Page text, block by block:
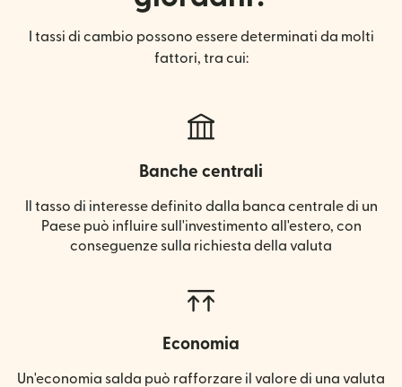
I tassi di cambio possono essere determinati da molti
fattori, tra cui:
Banche centrali
Il tasso di interesse definito dalla banca centrale di un
Paese può influire sull'investimento all'estero, con
conseguenze sulla richiesta della valuta
Economia
Un'economia salda può rafforzare il valore di una valuta